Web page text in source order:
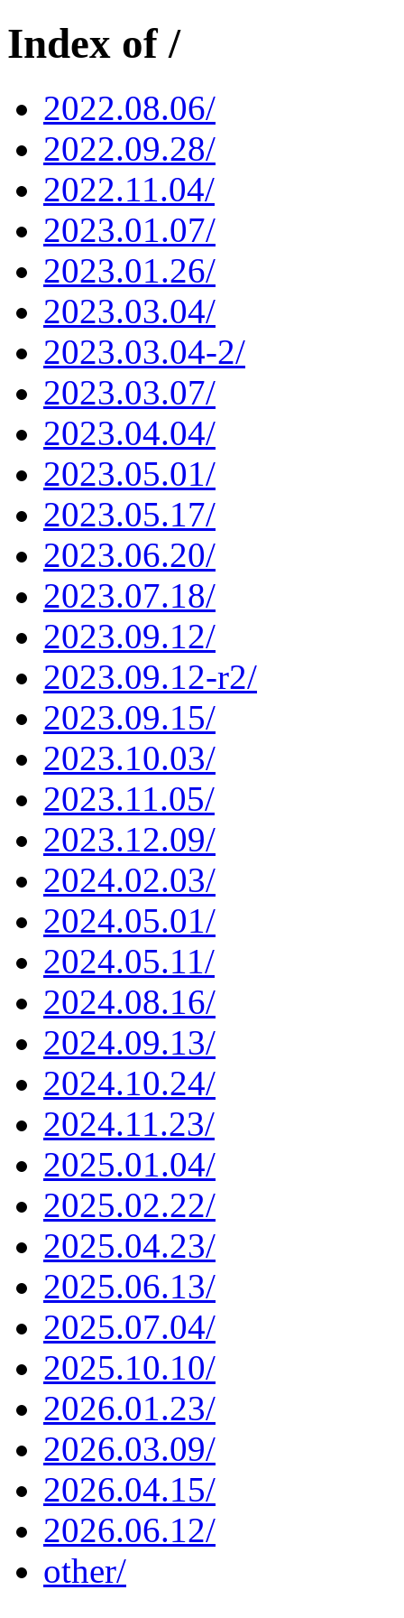
Index of /
2022.08.06/
2022.09.28/
2022.11.04/
2023.01.07/
2023.01.26/
2023.03.04/
2023.03.04-2/
2023.03.07/
2023.04.04/
2023.05.01/
2023.05.17/
2023.06.20/
2023.07.18/
2023.09.12/
2023.09.12-r2/
2023.09.15/
2023.10.03/
2023.11.05/
2023.12.09/
2024.02.03/
2024.05.01/
2024.05.11/
2024.08.16/
2024.09.13/
2024.10.24/
2024.11.23/
2025.01.04/
2025.02.22/
2025.04.23/
2025.06.13/
2025.07.04/
2025.10.10/
2026.01.23/
2026.03.09/
2026.04.15/
2026.06.12/
other/